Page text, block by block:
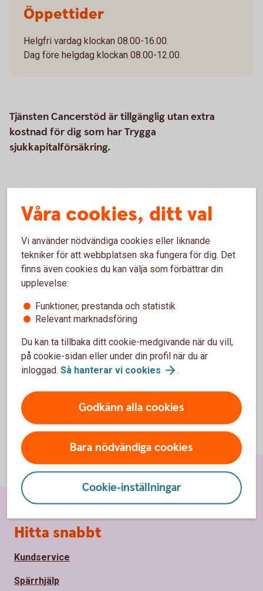
Öppettider
Helgfri vardag klockan 08.00-16.00.
Dag före helgdag klockan 08.00-12.00.
Tjänsten Cancerstöd är tillgänglig utan extra
kostnad för dig som har Trygga
sjukkapitalförsäkring.
Samarbete med Alivia Care
Vi samarbetar med Alivia Care AB i cancerstödet. Om du har
Trygga sjukkapitalförsäkring och skulle drabbas av cancer
tar du kontakt med Alivia.
Alivia är en registrerad privat vårdgivare hos Inspektionen
för Vård och Omsorg (IVO) med spetskompetens inom
cancer.
Alivia Care AB(alivia.se)
Våra cookies, ditt val
Vi använder nödvändiga cookies eller liknande
tekniker för att webbplatsen ska fungera för dig. Det
finns även cookies du kan välja som förbättrar din
upplevelse:
Funktioner, prestanda och statistik
Relevant marknadsföring
Du kan ta tillbaka ditt cookie-medgivande när du vill,
på cookie-sidan eller under din profil när du är
inloggad. Så hanterar vi cookies .
Godkänn alla cookies
Bara nödvändiga cookies
Cookie-inställningar
Sidfot
Hitta snabbt
Kundservice
Spärrhjälp